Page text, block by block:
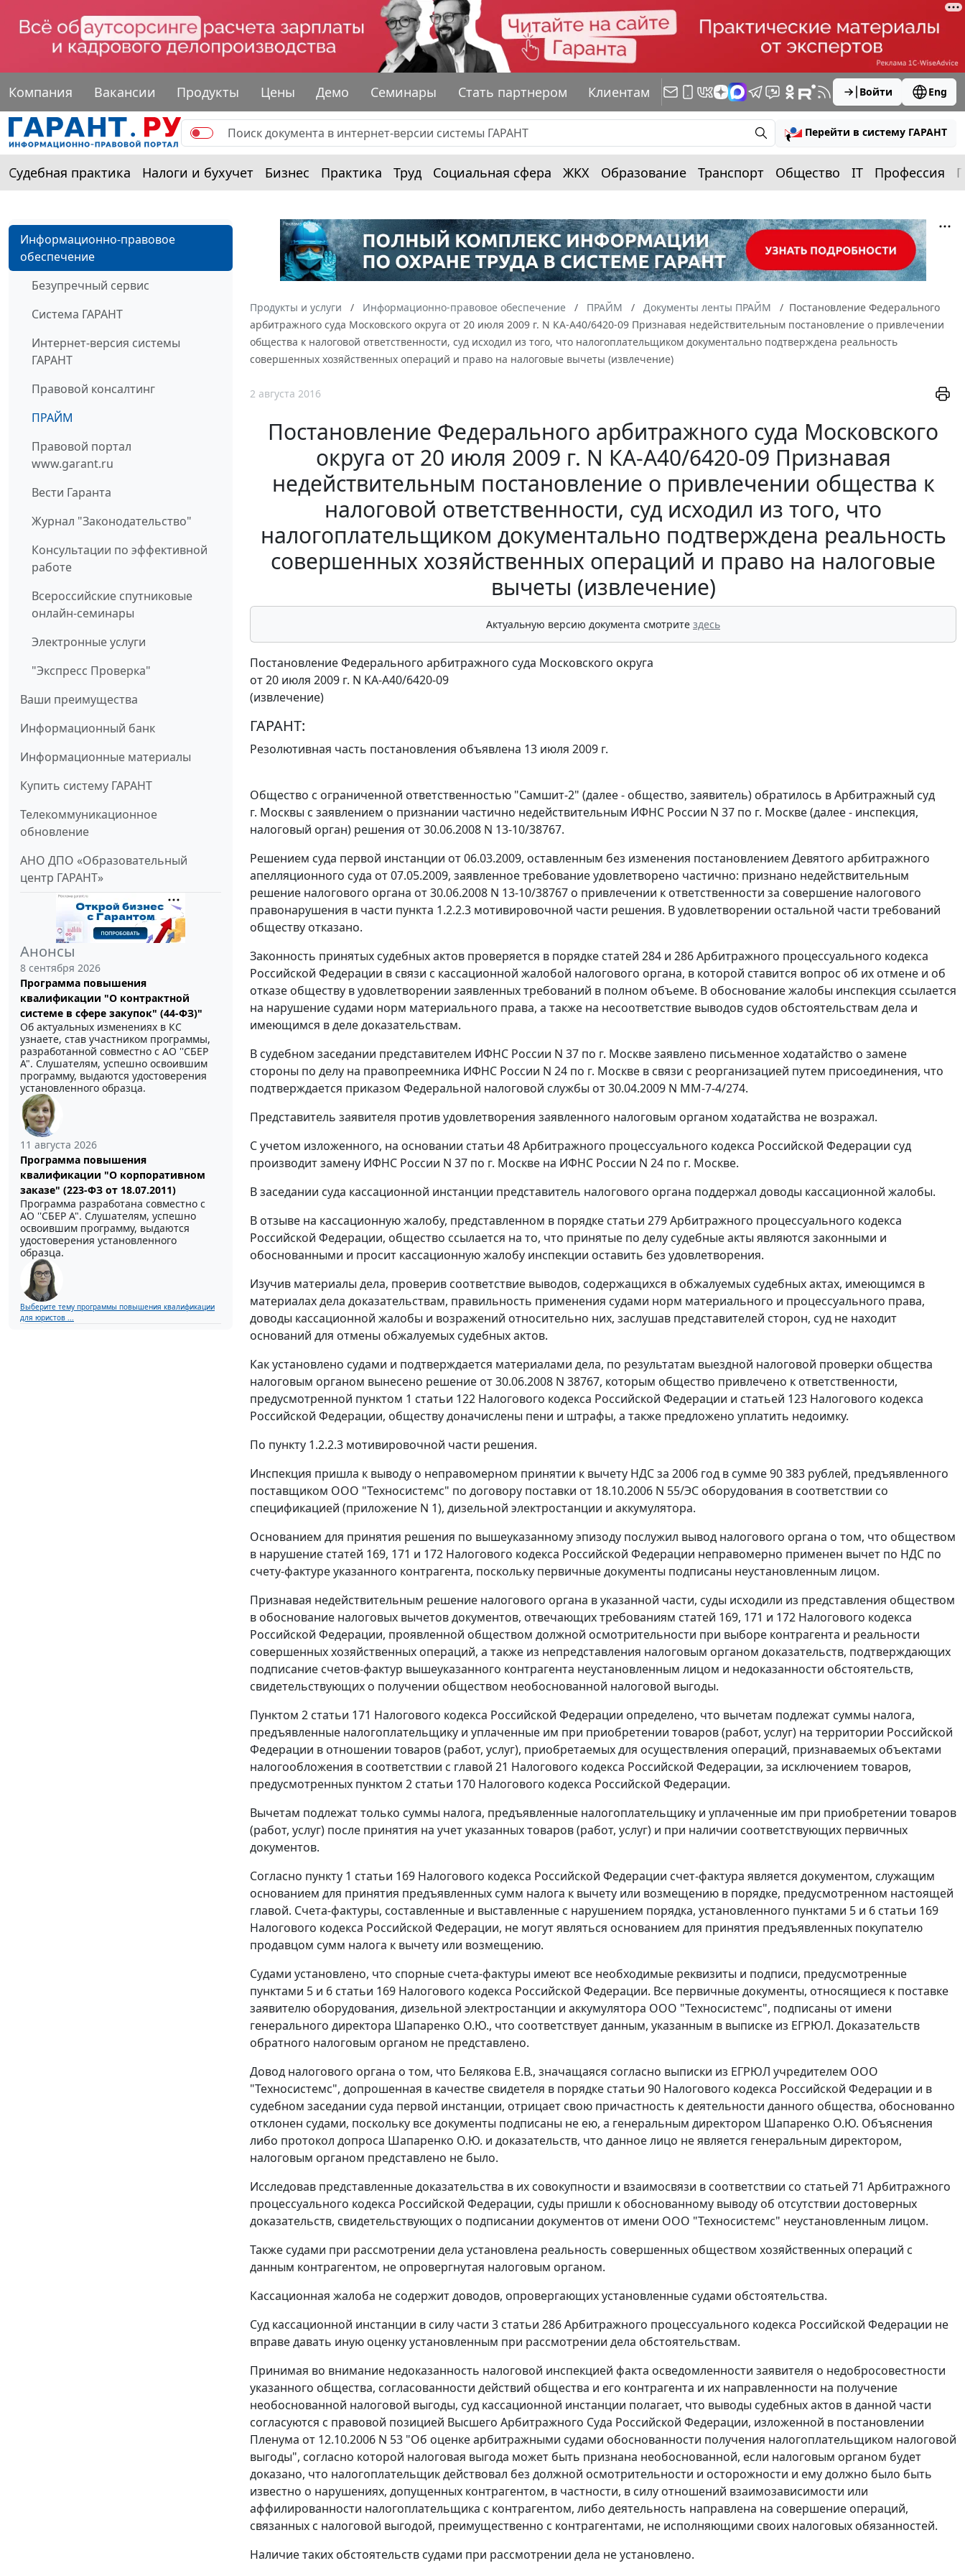
Компания Вакансии Продукты Цены Демо Семинары Стать партнером Клиентам Войти Eng
Перейти в систему ГАРАНТ
Судебная практика Налоги и бухучет Бизнес Практика Труд Социальная сфера ЖКХ Образование Транспорт Общество IT Профессия
Информационно-правовое
обеспечение
Безупречный сервис
Система ГАРАНТ
Интернет-версия системы
ГАРАНТ
Правовой консалтинг
ПРАЙМ
Правовой портал
www.garant.ru
Вести Гаранта
Журнал "Законодательство"
Консультации по эффективной
работе
Всероссийские спутниковые
онлайн-семинары
Электронные услуги
"Экспресс Проверка"
Ваши преимущества
Информационный банк
Информационные материалы
Купить систему ГАРАНТ
Телекоммуникационное
обновление
АНО ДПО «Образовательный
центр ГАРАНТ»
Анонсы
8 сентября 2026
Программа повышения
квалификации "О контрактной
системе в сфере закупок" (44-ФЗ)"
Об актуальных изменениях в КС
узнаете, став участником программы,
разработанной совместно с АО ''СБЕР
А". Слушателям, успешно освоившим
программу, выдаются удостоверения
установленного образца.
11 августа 2026
Программа повышения
квалификации "О корпоративном
заказе" (223-ФЗ от 18.07.2011)
Программа разработана совместно с
АО ''СБЕР А". Слушателям, успешно
освоившим программу, выдаются
удостоверения установленного
образца.
Выберите тему программы повышения квалификации
для юристов ...
Продукты и услуги Информационно-правовое обеспечение ПРАЙМ Документы ленты ПРАЙМ
Постановление Федерального
арбитражного суда Московского округа от 20 июля 2009 г. N КА-А40/6420-09 Признавая недействительным постановление о привлечении
общества к налоговой ответственности, суд исходил из того, что налогоплательщиком документально подтверждена реальность
совершенных хозяйственных операций и право на налоговые вычеты (извлечение)
2 августа 2016
Постановление Федерального арбитражного суда Московского
округа от 20 июля 2009 г. N КА-А40/6420-09 Признавая
недействительным постановление о привлечении общества к
налоговой ответственности, суд исходил из того, что
налогоплательщиком документально подтверждена реальность
совершенных хозяйственных операций и право на налоговые
вычеты (извлечение)
Актуальную версию документа смотрите здесь
Постановление Федерального арбитражного суда Московского округа
от 20 июля 2009 г. N КА-А40/6420-09
(извлечение)
ГАРАНТ:
Резолютивная часть постановления объявлена 13 июля 2009 г.
Общество с ограниченной ответственностью "Самшит-2" (далее - общество, заявитель) обратилось в Арбитражный суд
г. Москвы с заявлением о признании частично недействительным ИФНС России N 37 по г. Москве (далее - инспекция,
налоговый орган) решения от 30.06.2008 N 13-10/38767.
Решением суда первой инстанции от 06.03.2009, оставленным без изменения постановлением Девятого арбитражного
апелляционного суда от 07.05.2009, заявленное требование удовлетворено частично: признано недействительным
решение налогового органа от 30.06.2008 N 13-10/38767 о привлечении к ответственности за совершение налогового
правонарушения в части пункта 1.2.2.3 мотивировочной части решения. В удовлетворении остальной части требований
обществу отказано.
Законность принятых судебных актов проверяется в порядке статей 284 и 286Арбитражного процессуального кодекса
Российской Федерации в связи с кассационной жалобой налогового органа, в которой ставится вопрос об их отмене и об
отказе обществу в удовлетворении заявленных требований в полном объеме. В обоснование жалобы инспекция ссылается
на нарушение судами норм материального права, а также на несоответствие выводов судов обстоятельствам дела и
имеющимся в деле доказательствам.
В судебном заседании представителем ИФНС России N 37 по г. Москве заявлено письменное ходатайство о замене
стороны по делу на правопреемника ИФНС России N 24 по г. Москве в связи с реорганизацией путем присоединения, что
подтверждается приказом Федеральной налоговой службы от 30.04.2009 N ММ-7-4/274.
Представитель заявителя против удовлетворения заявленного налоговым органом ходатайства не возражал.
С учетом изложенного, на основании статьи 48Арбитражного процессуального кодекса Российской Федерации суд
производит замену ИФНС России N 37 по г. Москве на ИФНС России N 24 по г. Москве.
В заседании суда кассационной инстанции представитель налогового органа поддержал доводы кассационной жалобы.
В отзыве на кассационную жалобу, представленном в порядке статьи 279Арбитражного процессуального кодекса
Российской Федерации, общество ссылается на то, что принятые по делу судебные акты являются законными и
обоснованными и просит кассационную жалобу инспекции оставить без удовлетворения.
Изучив материалы дела, проверив соответствие выводов, содержащихся в обжалуемых судебных актах, имеющимся в
материалах дела доказательствам, правильность применения судами норм материального и процессуального права,
доводы кассационной жалобы и возражений относительно них, заслушав представителей сторон, суд не находит
оснований для отмены обжалуемых судебных актов.
Как установлено судами и подтверждается материалами дела, по результатам выездной налоговой проверки общества
налоговым органом вынесено решение от 30.06.2008 N 38767, которым общество привлечено к ответственности,
предусмотренной пунктом 1 статьи 122 Налогового кодекса Российской Федерации и статьей 123 Налогового кодекса
Российской Федерации, обществу доначислены пени и штрафы, а также предложено уплатить недоимку.
По пункту 1.2.2.3 мотивировочной части решения.
Инспекция пришла к выводу о неправомерном принятии к вычету НДС за 2006 год в сумме 90 383 рублей, предъявленного
поставщиком ООО "Техносистемс" по договору поставки от 18.10.2006 N 55/ЭС оборудования в соответствии со
спецификацией (приложение N 1), дизельной электростанции и аккумулятора.
Основанием для принятия решения по вышеуказанному эпизоду послужил вывод налогового органа о том, что обществом
в нарушение статей 169, 171 и 172 Налогового кодекса Российской Федерации неправомерно применен вычет по НДС по
счету-фактуре указанного контрагента, поскольку первичные документы подписаны неустановленным лицом.
Признавая недействительным решение налогового органа в указанной части, суды исходили из представления обществом
в обоснование налоговых вычетов документов, отвечающих требованиям статей 169, 171 и 172 Налогового кодекса
Российской Федерации, проявленной обществом должной осмотрительности при выборе контрагента и реальности
совершенных хозяйственных операций, а также из непредставления налоговым органом доказательств, подтверждающих
подписание счетов-фактур вышеуказанного контрагента неустановленным лицом и недоказанности обстоятельств,
свидетельствующих о получении обществом необоснованной налоговой выгоды.
Пунктом 2 статьи 171 Налогового кодекса Российской Федерации определено, что вычетам подлежат суммы налога,
предъявленные налогоплательщику и уплаченные им при приобретении товаров (работ, услуг) на территории Российской
Федерации в отношении товаров (работ, услуг), приобретаемых для осуществления операций, признаваемых объектами
налогообложения в соответствии с главой 21 Налогового кодекса Российской Федерации, за исключением товаров,
предусмотренных пунктом 2 статьи 170 Налогового кодекса Российской Федерации.
Вычетам подлежат только суммы налога, предъявленные налогоплательщику и уплаченные им при приобретении товаров
(работ, услуг) после принятия на учет указанных товаров (работ, услуг) и при наличии соответствующих первичных
документов.
Согласно пункту 1 статьи 169 Налогового кодекса Российской Федерации счет-фактура является документом, служащим
основанием для принятия предъявленных сумм налога к вычету или возмещению в порядке, предусмотренном настоящей
главой. Счета-фактуры, составленные и выставленные с нарушением порядка, установленного пунктами 5 и 6 статьи 169
Налогового кодекса Российской Федерации, не могут являться основанием для принятия предъявленных покупателю
продавцом сумм налога к вычету или возмещению.
Судами установлено, что спорные счета-фактуры имеют все необходимые реквизиты и подписи, предусмотренные
пунктами 5 и 6 статьи 169 Налогового кодекса Российской Федерации. Все первичные документы, относящиеся к поставке
заявителю оборудования, дизельной электростанции и аккумулятора ООО "Техносистемс", подписаны от имени
генерального директора Шапаренко О.Ю., что соответствует данным, указанным в выписке из ЕГРЮЛ. Доказательств
обратного налоговым органом не представлено.
Довод налогового органа о том, что Белякова Е.В., значащаяся согласно выписки из ЕГРЮЛ учредителем ООО
"Техносистемс", допрошенная в качестве свидетеля в порядке статьи 90 Налогового кодекса Российской Федерации и в
судебном заседании суда первой инстанции, отрицает свою причастность к деятельности данного общества, обоснованно
отклонен судами, поскольку все документы подписаны не ею, а генеральным директором Шапаренко О.Ю. Объяснения
либо протокол допроса Шапаренко О.Ю. и доказательств, что данное лицо не является генеральным директором,
налоговым органом представлено не было.
Исследовав представленные доказательства в их совокупности и взаимосвязи в соответствии со статьей 71 Арбитражного
процессуального кодекса Российской Федерации, суды пришли к обоснованному выводу об отсутствии достоверных
доказательств, свидетельствующих о подписании документов от имени ООО "Техносистемс" неустановленным лицом.
Также судами при рассмотрении дела установлена реальность совершенных обществом хозяйственных операций с
данным контрагентом, не опровергнутая налоговым органом.
Кассационная жалоба не содержит доводов, опровергающих установленные судами обстоятельства.
Суд кассационной инстанции в силу части 3 статьи 286Арбитражного процессуального кодекса Российской Федерации не
вправе давать иную оценку установленным при рассмотрении дела обстоятельствам.
Принимая во внимание недоказанность налоговой инспекцией факта осведомленности заявителя о недобросовестности
указанного общества, согласованности действий общества и его контрагента и их направленности на получение
необоснованной налоговой выгоды, суд кассационной инстанции полагает, что выводы судебных актов в данной части
согласуются с правовой позицией Высшего Арбитражного Суда Российской Федерации, изложенной в постановлении
Пленума от 12.10.2006 N 53 "Об оценке арбитражными судами обоснованности получения налогоплательщиком налоговой
выгоды", согласно которой налоговая выгода может быть признана необоснованной, если налоговым органом будет
доказано, что налогоплательщик действовал без должной осмотрительности и осторожности и ему должно было быть
известно о нарушениях, допущенных контрагентом, в частности, в силу отношений взаимозависимости или
аффилированности налогоплательщика с контрагентом, либо деятельность направлена на совершение операций,
связанных с налоговой выгодой, преимущественно с контрагентами, не исполняющими своих налоговых обязанностей.
Наличие таких обстоятельств судами при рассмотрении дела не установлено.